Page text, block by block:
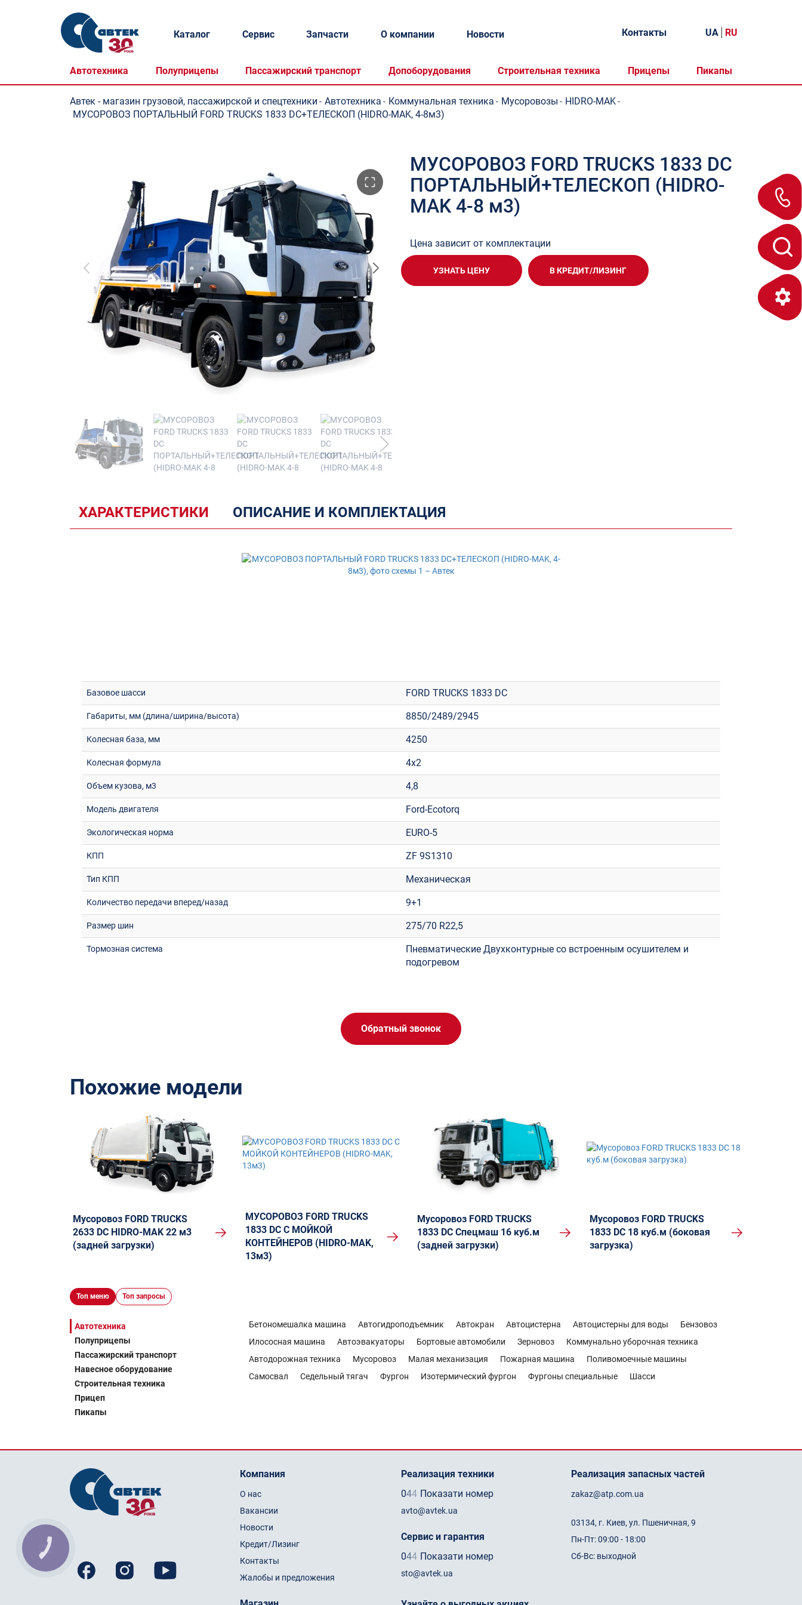
Каталог
Автотехника Полуприцепы Пассажирский транспорт Допоборудования Строительная техника Прицепы Пикапы
Сервис Запчасти О компании Новости Контакты UA RU
Автек - магазин грузовой, пассажирской и спецтехники - Автотехника - Коммунальная техника - Мусоровозы - HIDRO-MAK-
МУСОРОВОЗ ПОРТАЛЬНЫЙ FORD TRUCKS 1833 DC+ТЕЛЕСКОП (HIDRO-MAK, 4-8м3)
МУСОРОВОЗ FORD TRUCKS 1833 DC
ПОРТАЛЬНЫЙ+ТЕЛЕСКОП (HIDRO-
MAK 4-8 м3)
Цена зависит от комплектации
УЗНАТЬ ЦЕНУ В КРЕДИТ/ЛИЗИНГ
ХАРАКТЕРИСТИКИ ОПИСАНИЕ И КОМПЛЕКТАЦИЯ
Базовое шасси FORD TRUCKS 1833 DC
Габариты, мм (длина/ширина/высота) 8850/2489/2945
Колесная база, мм 4250
Колесная формула 4х2
Объем кузова, м3 4,8
Модель двигателя Ford-Ecotorq
Экологическая норма EURO-5
КПП ZF 9S1310
Тип КПП Механическая
Количество передачи вперед/назад 9+1
Размер шин 275/70 R22,5
Тормозная система
Пневматические Двухконтурные со встроенным осушителем и
подогревом
Обратный звонок
Похожие модели
Мусоровоз FORD TRUCKS
2633 DC HIDRO-MAK 22 м3
(задней загрузки)
МУСОРОВОЗ FORD TRUCKS
1833 DC С МОЙКОЙ
КОНТЕЙНЕРОВ (HIDRO-MAK,
13м3)
Мусоровоз FORD TRUCKS
1833 DC Спецмаш 16 куб.м
(задней загрузки)
Мусоровоз FORD TRUCKS
1833 DС 18 куб.м (боковая
загрузка)
Топ меню Топ запросы
Автотехника
Полуприцепы
Пассажирский транспорт
Навесное оборудование
Строительная техника
Прицеп
Пикапы
Бетономешалка машина Автогидроподъемник Автокран Автоцистерна Автоцистерны для воды
Бензовоз
Илососная машина
Автоэвакуаторы Бортовые автомобили Зерновоз
Коммунально уборочная техника
Автодорожная техника
Мусоровоз Малая механизация Пожарная машина
Поливомоечные машины
Самосвал
Седельный тягач Фургон Изотермический фургон Фургоны специальные Шасси
Компания
О нас
Вакансии
Новости
Кредит/Лизинг
Контакты
Жалобы и предложения
Реализация техники
044 Показати номер
avto@avtek.ua
Сервис и гарантия
044 Показати номер
sto@avtek.ua
Реализация запасных частей
zakaz@atp.com.ua
03134, г. Киев, ул. Пшеничная, 9
Пн-Пт: 09:00 - 18:00
Сб-Вс: выходной
КНОПКА
ЗВ'ЯЗКУ